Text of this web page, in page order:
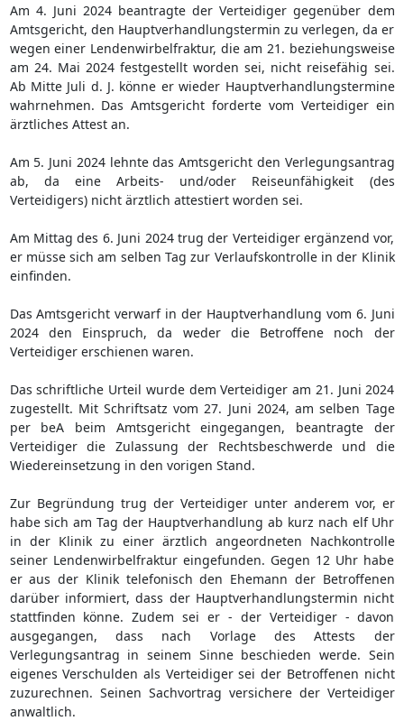
Am 4. Juni 2024 beantragte der Verteidiger gegenüber dem
Amtsgericht, den Hauptverhandlungstermin zu verlegen, da er
wegen einer Lendenwirbelfraktur, die am 21. beziehungsweise
am 24. Mai 2024 festgestellt worden sei, nicht reisefähig sei.
Ab Mitte Juli d. J. könne er wieder Hauptverhandlungstermine
wahrnehmen. Das Amtsgericht forderte vom Verteidiger ein
ärztliches Attest an.
Am 5. Juni 2024 lehnte das Amtsgericht den Verlegungsantrag
ab, da eine Arbeits- und/oder Reiseunfähigkeit (des
Verteidigers) nicht ärztlich attestiert worden sei.
Am Mittag des 6. Juni 2024 trug der Verteidiger ergänzend vor,
er müsse sich am selben Tag zur Verlaufskontrolle in der Klinik
einfinden.
Das Amtsgericht verwarf in der Hauptverhandlung vom 6. Juni
2024 den Einspruch, da weder die Betroffene noch der
Verteidiger erschienen waren.
Das schriftliche Urteil wurde dem Verteidiger am 21. Juni 2024
zugestellt. Mit Schriftsatz vom 27. Juni 2024, am selben Tage
per beA beim Amtsgericht eingegangen, beantragte der
Verteidiger die Zulassung der Rechtsbeschwerde und die
Wiedereinsetzung in den vorigen Stand.
Zur Begründung trug der Verteidiger unter anderem vor, er
habe sich am Tag der Hauptverhandlung ab kurz nach elf Uhr
in der Klinik zu einer ärztlich angeordneten Nachkontrolle
seiner Lendenwirbelfraktur eingefunden. Gegen 12 Uhr habe
er aus der Klinik telefonisch den Ehemann der Betroffenen
darüber informiert, dass der Hauptverhandlungstermin nicht
stattfinden könne. Zudem sei er - der Verteidiger - davon
ausgegangen, dass nach Vorlage des Attests der
Verlegungsantrag in seinem Sinne beschieden werde. Sein
eigenes Verschulden als Verteidiger sei der Betroffenen nicht
zuzurechnen. Seinen Sachvortrag versichere der Verteidiger
anwaltlich.